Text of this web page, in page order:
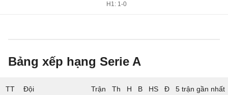
H1: 1-0
Bảng xếp hạng Serie A
TT Đội 5 trận gần nhất